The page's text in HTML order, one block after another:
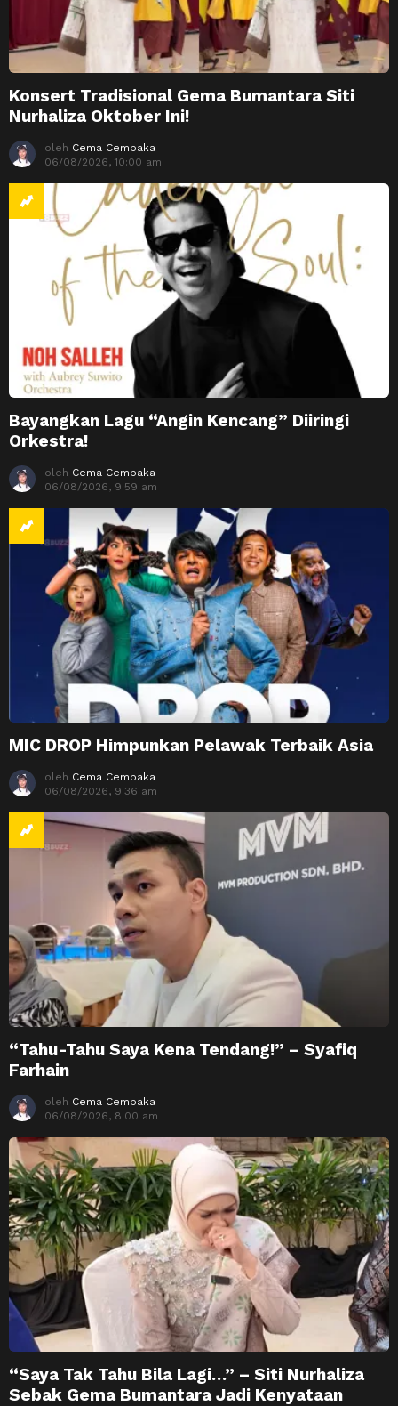
Konsert Tradisional Gema Bumantara Siti
Nurhaliza Oktober Ini!
oleh Cema Cempaka
06/08/2026, 10:00 am
Bayangkan Lagu “Angin Kencang” Diiringi
Orkestra!
oleh Cema Cempaka
06/08/2026, 9:59 am
MIC DROP Himpunkan Pelawak Terbaik Asia
oleh Cema Cempaka
06/08/2026, 9:36 am
“Tahu-Tahu Saya Kena Tendang!” – Syafiq
Farhain
oleh Cema Cempaka
06/08/2026, 8:00 am
“Saya Tak Tahu Bila Lagi…” – Siti Nurhaliza
Sebak Gema Bumantara Jadi Kenyataan